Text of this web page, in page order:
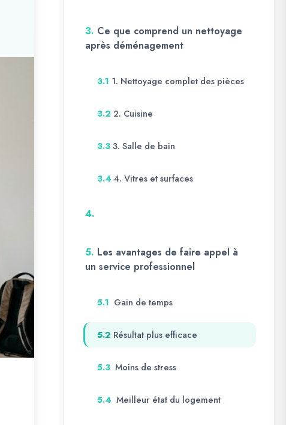
3. Ce que comprend un nettoyage
après déménagement
3.1 1. Nettoyage complet des pièces
3.2 2. Cuisine
3.3 3. Salle de bain
3.4 4. Vitres et surfaces
4.
5. Les avantages de faire appel à
un service professionnel
5.1 Gain de temps
5.2 Résultat plus efficace
5.3 Moins de stress
5.4 Meilleur état du logement